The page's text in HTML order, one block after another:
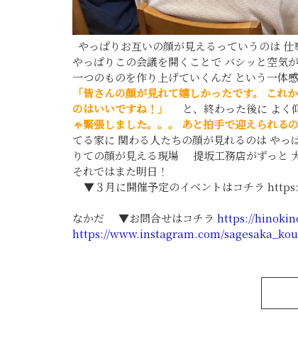
やっぱりお互いの顔が見えるっていうのは
やっぱりこの会議を開くことで バシッと空気
一つのものを作り上げていくんだ という一
「皆さんの顔が見れて嬉しかったです。
これ
のはいいですね！」
と、終わった後に よく
ゃ緊張しました。。。
あと拍手で迎えられる
てる家に 関わる人たちの顔が見れるのは や
りての顔が見える現場 提坂工務店がずっと
それではまた明日！
▼３月に開催予定のイベントはコチラ
なかだ ▼お問合せはコチラ https://
https://www.instagram.com/